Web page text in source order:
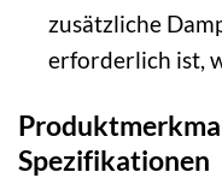
zusätzliche
erforderlich ist,
Spezifikationen